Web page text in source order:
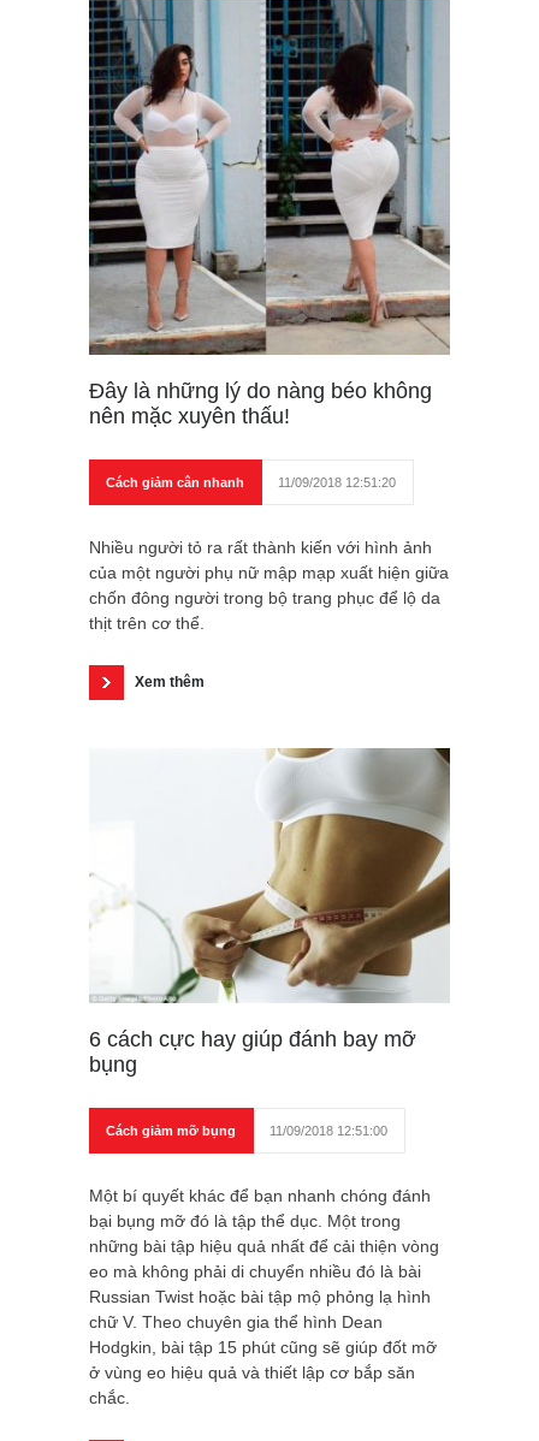
Đây là những lý do nàng béo không
nên mặc xuyên thấu!
Cách giảm cân nhanh 11/09/2018 12:51:20
Nhiều người tỏ ra rất thành kiến với hình ảnh
của một người phụ nữ mập mạp xuất hiện giữa
chốn đông người trong bộ trang phục để lộ da
thịt trên cơ thể.
Xem thêm
6 cách cực hay giúp đánh bay mỡ
bụng
Cách giảm mỡ bụng 11/09/2018 12:51:00
Một bí quyết khác để bạn nhanh chóng đánh
bại bụng mỡ đó là tập thể dục. Một trong
những bài tập hiệu quả nhất để cải thiện vòng
eo mà không phải di chuyển nhiều đó là bài
Russian Twist hoặc bài tập mộ phỏng lạ hình
chữ V. Theo chuyên gia thể hình Dean
Hodgkin, bài tập 15 phút cũng sẽ giúp đốt mỡ
ở vùng eo hiệu quả và thiết lập cơ bắp săn
chắc.